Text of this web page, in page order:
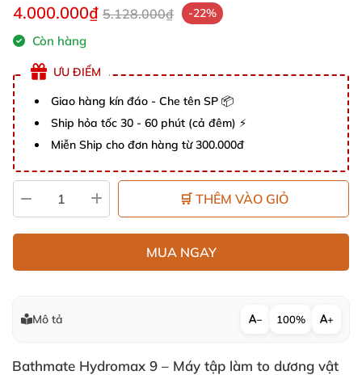
4.000.000₫ 5.128.000₫ -22%
Còn hàng
ƯU ĐIỂM
Giao hàng kín đáo - Che tên SP 📦
Ship hỏa tốc 30 - 60 phút (cả đêm) ⚡
Miễn Ship cho đơn hàng từ 300.000đ
🛒 THÊM VÀO GIỎ
MUA NGAY
Mô tả − 100% +
Bathmate Hydromax 9 – Máy tập làm to dương vật